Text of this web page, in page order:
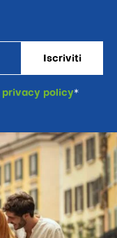
privacy policy*